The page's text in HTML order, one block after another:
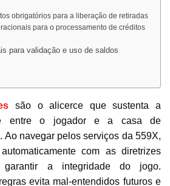
obrigatórios para a liberação de retiradas
para o processamento de créditos
para validação e uso de saldos
são o alicerce que sustenta a
entre o jogador e a casa de
Ao navegar pelos serviços da 559X,
com as diretrizes
garantir a integridade do jogo.
evita mal-entendidos futuros e